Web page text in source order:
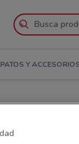
Y
cerca de ti